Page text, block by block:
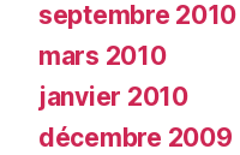
septembre 2010
mars 2010
janvier 2010
décembre 2009